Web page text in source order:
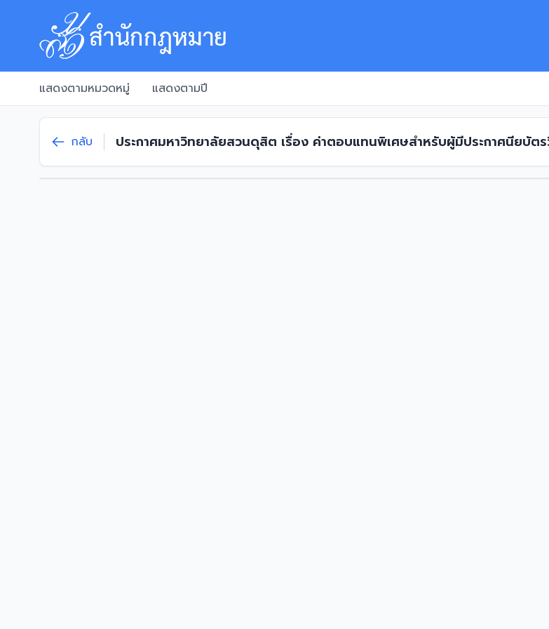
แสดงตามหมวดหมู่ แสดงตามปี
กลับ
ประกาศมหาวิทยาลัยสวนดุสิต เรื่อง ค่าตอบแทนพิเศษสำหรับผู้มีประกาศนียบัต
พ.ศ. 2568